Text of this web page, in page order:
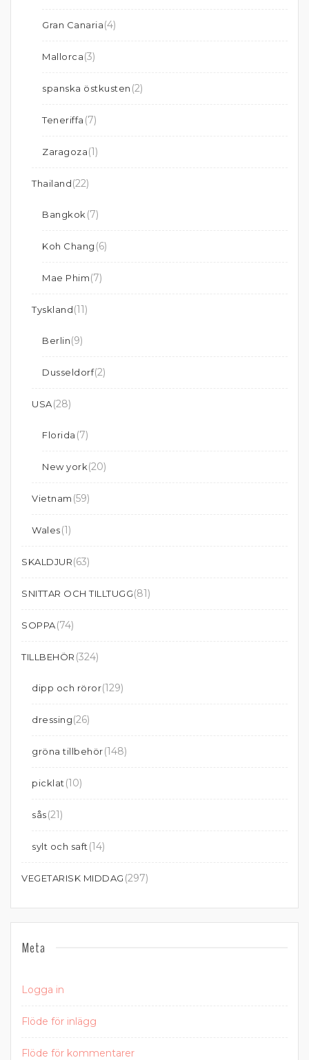
Gran Canaria(4)
Mallorca(3)
spanska östkusten (2)
Teneriffa (7)
Zaragoza(1)
Thailand(22)
Bangkok (7)
Koh Chang (6)
Mae Phim(7)
Tyskland(11)
Berlin(9)
Dusseldorf(2)
USA(28)
Florida (7)
New york(20)
Vietnam (59)
Wales(1)
SKALDJUR(63)
SNITTAR OCH TILLTUGG(81)
SOPPA(74)
TILLBEHÖR (324)
dipp och röror(129)
dressing(26)
gröna tillbehör(148)
picklat (10)
sås(21)
sylt och saft (14)
VEGETARISK MIDDAG (297)
Meta
Logga in
Flöde för inlägg
Flöde för kommentarer